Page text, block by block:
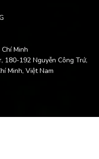
Minh
180-192 Nguyễn Công Trứ,
Minh, Việt Nam